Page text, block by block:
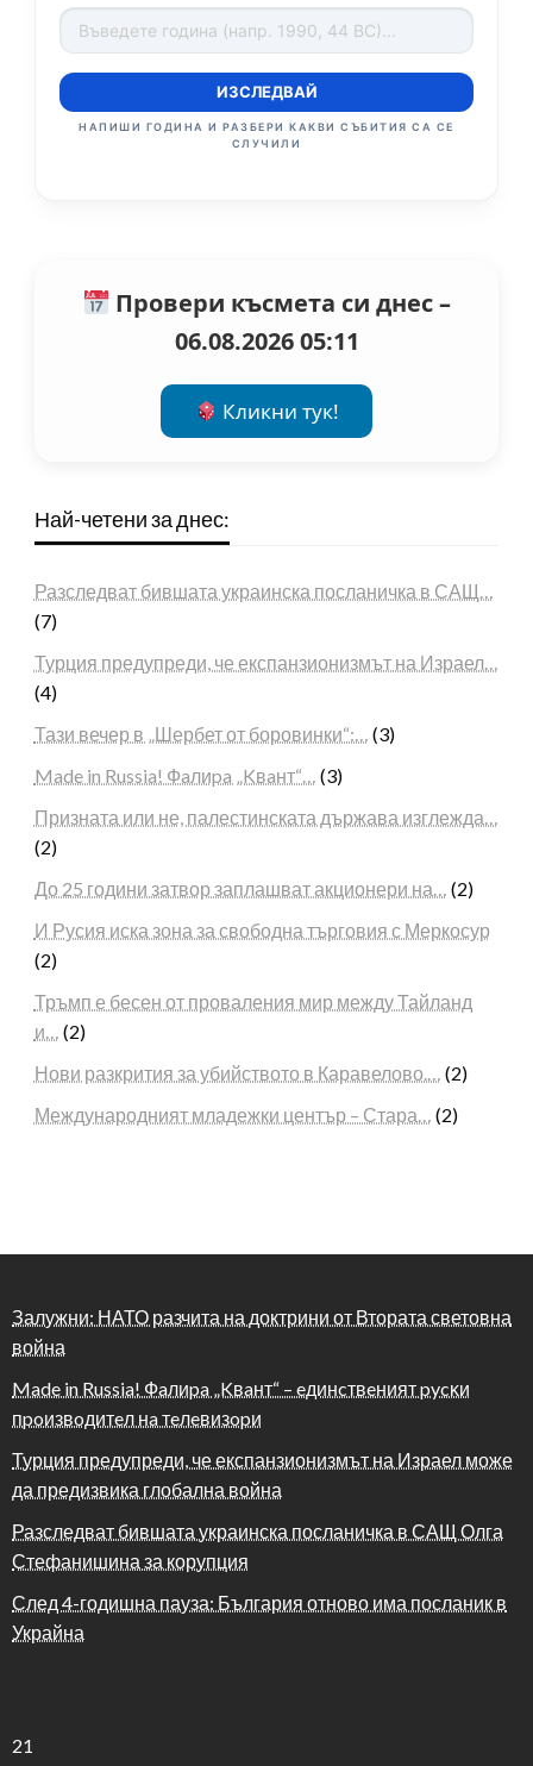
ИЗСЛЕДВАЙ
НАПИШИ ГОДИНА И РАЗБЕРИ КАКВИ СЪБИТИЯ СА СЕ
СЛУЧИЛИ
Провери късмета си днес –
06.08.2026 05:11
Кликни тук!
Най-четени за днес:
Разследват бившата украинска посланичка в САЩ…
(7)
Турция предупреди, че експанзионизмът на Израел…
(4)
Тази вечер в „Шербет от боровинки“:… (3)
Made in Russia! Фaлиpa „Kвaнт“… (3)
Призната или не, палестинската държава изглежда…
(2)
До 25 години затвор заплашват акционери на… (2)
И Русия иска зона за свободна търговия с Меркосур
(2)
Тръмп е бесен от проваления мир между Тайланд
и… (2)
Нови разкрития за убийството в Каравелово.… (2)
Международният младежки център – Стара… (2)
Залужни: НАТО разчита на доктрини от Втората световна
война
Made in Russia! Фaлиpa „Kвaнт“ – eдинcтвeният pycĸи
пpoизвoдитeл нa тeлeвизopи
Турция предупреди, че експанзионизмът на Израел може
да предизвика глобална война
Разследват бившата украинска посланичка в САЩ Олга
Стефанишина за корупция
След 4-годишна пауза: България отново има посланик в
Украйна
21